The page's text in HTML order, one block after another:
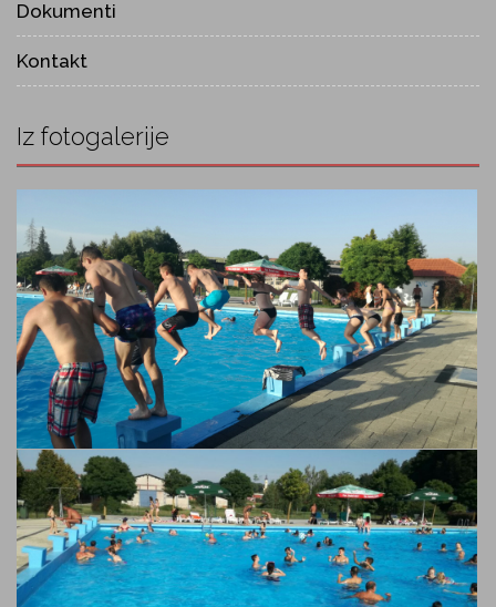
Dokumenti
Kontakt
Iz fotogalerije